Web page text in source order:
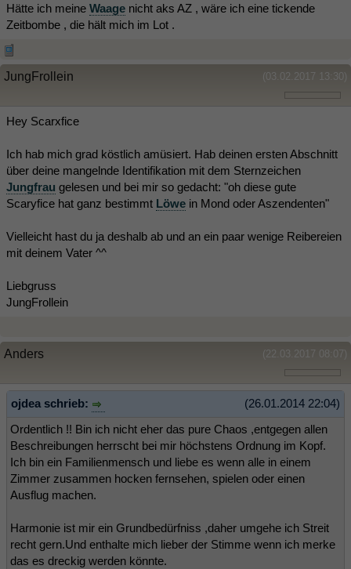
Hätte ich meine Waage nicht aks AZ , wäre ich eine tickende
Zeitbombe , die hält mich im Lot .
(03.02.2017 13:30)
JungFrollein
Hey Scarxfice
Ich hab mich grad köstlich amüsiert. Hab deinen ersten Abschnitt
über deine mangelnde Identifikation mit dem Sternzeichen
Jungfrau gelesen und bei mir so gedacht: "oh diese gute
Scaryfice hat ganz bestimmt Löwe in Mond oder Aszendenten"
Vielleicht hast du ja deshalb ab und an ein paar wenige Reibereien
mit deinem Vater ^^
Liebgruss
JungFrollein
(22.03.2017 08:07)
Anders
(26.01.2014 22:04)
ojdea schrieb:
Ordentlich !! Bin ich nicht eher das pure Chaos ,entgegen allen
Beschreibungen herrscht bei mir höchstens Ordnung im Kopf.
Ich bin ein Familienmensch und liebe es wenn alle in einem
Zimmer zusammen hocken fernsehen, spielen oder einen
Ausflug machen.
Harmonie ist mir ein Grundbedürfniss ,daher umgehe ich Streit
recht gern.Und enthalte mich lieber der Stimme wenn ich merke
das es dreckig werden könnte.